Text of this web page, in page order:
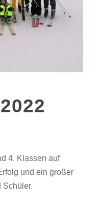
4. Klassen auf
und ein großer
Schüler.